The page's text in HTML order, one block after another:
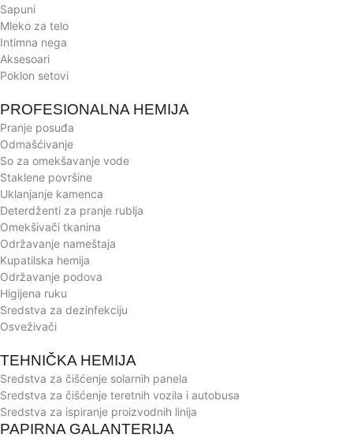
Sapuni
Mleko za telo
Intimna nega
Aksesoari
Poklon setovi
PROFESIONALNA HEMIJA
Pranje posuđa
Odmašćivanje
So za omekšavanje vode
Staklene površine
Uklanjanje kamenca
Deterdženti za pranje rublja
Omekšivači tkanina
Održavanje nameštaja
Kupatilska hemija
Održavanje podova
Higijena ruku
Sredstva za dezinfekciju
Osveživači
TEHNIČKA HEMIJA
Sredstva za čišćenje solarnih panela
Sredstva za čišćenje teretnih vozila i autobusa
Sredstva za ispiranje proizvodnih linija
PAPIRNA GALANTERIJA